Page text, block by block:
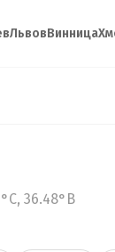
ЛьвовВинница
36.48°В